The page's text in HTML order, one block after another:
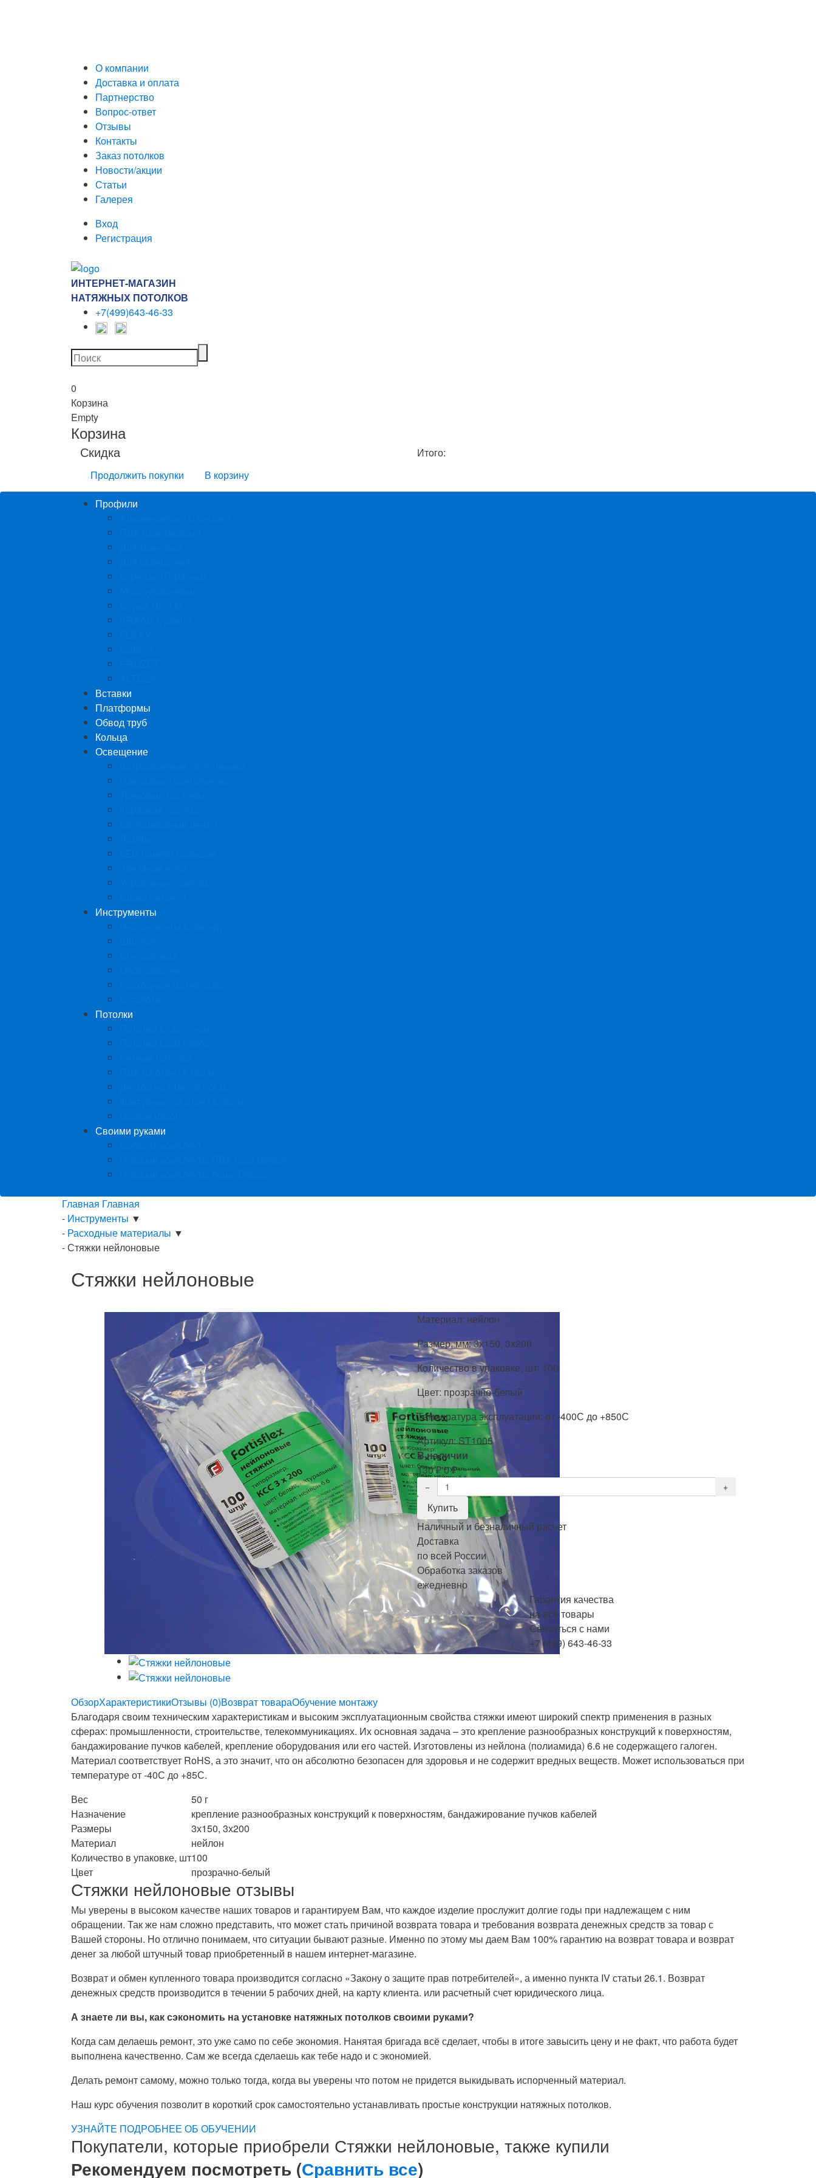
О компании
Доставка и оплата
Партнерство
Вопрос-ответ
Отзывы
Контакты
Заказ потолков
Новости/акции
Статьи
Галерея
Вход
Регистрация
ИНТЕРНЕТ-МАГАЗИН
НАТЯЖНЫХ ПОТОЛКОВ
+7(499)643-46-33
0
Корзина
Empty
Корзина
Скидка
Итого:
Продолжить покупки
В корзину
Профили
Вставки
Платформы
Обвод труб
Кольца
Освещение
Инструменты
Потолки
Своими руками
Главная Главная
- Инструменты ▼
- Расходные материалы ▼
-Стяжки нейлоновые
Стяжки нейлоновые
Материал: нейлон
Размер, мм: 3х150, 3х200
Количество в упаковке, шт: 100
Цвет: прозрачно-белый
Температура эксплуатации: от -400С до +850С
Артикул:ST1005
В наличии
130₽0₽
Наличный и безналичный расчет
Доставка
по всей России
Обработка заказов
ежедневно
Гарантия качества
на все товары
Связаться с нами
+7 (499) 643-46-33
ОбзорХарактеристикиОтзывы (0)Возврат товараОбучение монтажу
Благодаря своим техническим характеристикам и высоким эксплуатационным свойства стяжки имеют широкий спектр применения в разных
сферах: промышленности, строительстве, телекоммуникациях. Их основная задача – это крепление разнообразных конструкций к поверхностям,
бандажирование пучков кабелей, крепление оборудования или его частей. Изготовлены из нейлона (полиамида) 6.6 не содержащего галоген.
Материал соответствует RoHS, а это значит, что он абсолютно безопасен для здоровья и не содержит вредных веществ. Может использоваться при
температуре от -40С до +85С.
Вес
50 г
Назначение
крепление разнообразных конструкций к поверхностям, бандажирование пучков кабелей
Размеры
3х150, 3х200
Материал
нейлон
Количество в упаковке, шт100
Цвет
прозрачно-белый
Стяжки нейлоновые отзывы
Мы уверены в высоком качестве наших товаров и гарантируем Вам, что каждое изделие прослужит долгие годы при надлежащем с ним
обращении. Так же нам сложно представить, что может стать причиной возврата товара и требования возврата денежных средств за товар с
Вашей стороны. Но отлично понимаем, что ситуации бывают разные. Именно по этому мы даем Вам 100% гарантию на возврат товара и возврат
денег за любой штучный товар приобретенный в нашем интернет-магазине.
Возврат и обмен купленного товара производится согласно «Закону о защите прав потребителей», а именно пункта IV статьи 26.1. Возврат
денежных средств производится в течении 5 рабочих дней, на карту клиента. или расчетный счет юридического лица.
А знаете ли вы, как сэкономить на установке натяжных потолков своими руками?
Когда сам делаешь ремонт, это уже само по себе экономия. Нанятая бригада всё сделает, чтобы в итоге завысить цену и не факт, что работа будет
выполнена качественно. Сам же всегда сделаешь как тебе надо и с экономией.
Делать ремонт самому, можно только тогда, когда вы уверены что потом не придется выкидывать испорченный материал.
Наш курс обучения позволит в короткий срок самостоятельно устанавливать простые конструкции натяжных потолков.
УЗНАЙТЕ ПОДРОБНЕЕ ОБ ОБУЧЕНИИ
Покупатели, которые приобрели Стяжки нейлоновые, также купили
Рекомендуем посмотреть (Сравнить все)